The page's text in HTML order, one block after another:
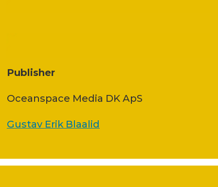
Publisher
Oceanspace Media DK ApS
Gustav Erik Blaalid